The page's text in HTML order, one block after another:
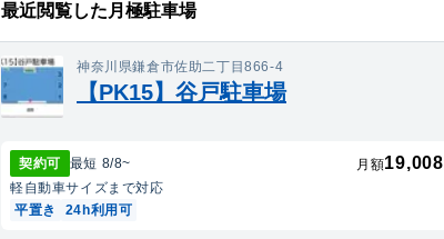
最近閲覧した月極駐車場
神奈川県鎌倉市佐助二丁目866-4
【PK15】谷戸駐車場
契約可 最短 8/8~ 月額19,008
軽自動車サイズまで対応
平置き
24h利用可